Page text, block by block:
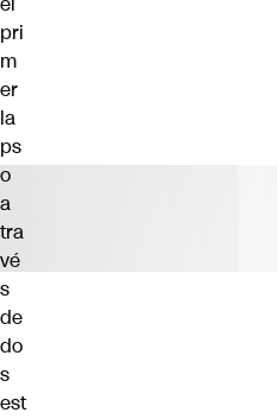
pri
m
er
la
ps
o
a
tra
vé
s
de
do
s
est